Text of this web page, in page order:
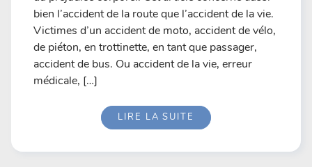
bien l’accident de la route que l’accident de la vie.
Victimes d’un accident de moto, accident de vélo,
de piéton, en trottinette, en tant que passager,
accident de bus. Ou accident de la vie, erreur
médicale, […]
LIRE LA SUITE